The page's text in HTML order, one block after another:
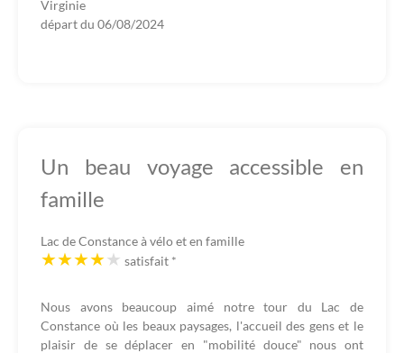
Virginie
départ du 06/08/2024
Un beau voyage accessible en
famille
Lac de Constance à vélo et en famille
satisfait *
Nous avons beaucoup aimé notre tour du Lac de
Constance où les beaux paysages, l'accueil des gens et le
plaisir de se déplacer en "mobilité douce" nous ont